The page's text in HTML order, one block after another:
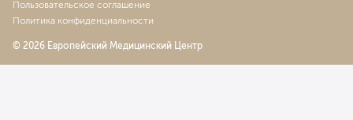
Пользовательское соглашение
Политика конфиденциальности
© 2026 Европейский Медицинский Центр